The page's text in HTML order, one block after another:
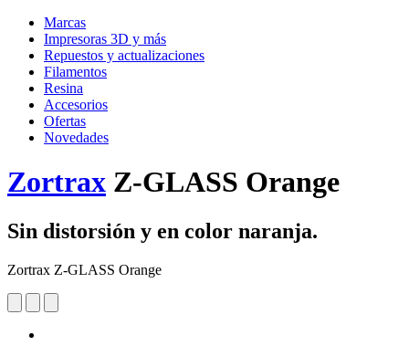
Marcas
Impresoras 3D y más
Repuestos y actualizaciones
Filamentos
Resina
Accesorios
Ofertas
Novedades
Zortrax Z-GLASS Orange
Sin distorsión y en color naranja.
Zortrax Z-GLASS Orange